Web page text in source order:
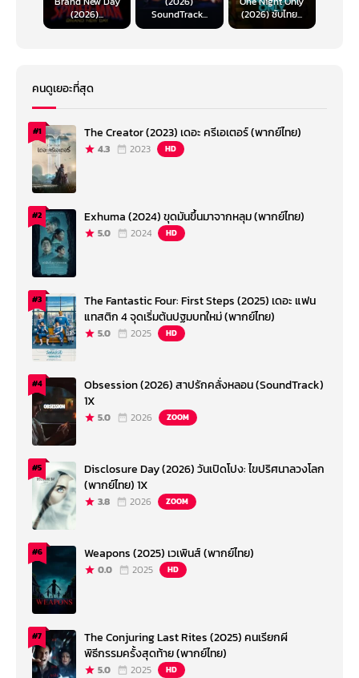
(2026)...
SoundTrack...
(2026) ซับไทย...
คนดูเยอะที่สุด
#1 The Creator (2023) เดอะ ครีเอเตอร์ (พากย์ไทย)
4.3 2023 HD
#2 Exhuma (2024) ขุดมันขึ้นมาจากหลุม (พากย์ไทย)
5.0 2024 HD
#3
The Fantastic Four: First Steps (2025) เดอะ แฟน
แทสติก 4 จุดเริ่มต้นปฐมบทใหม่ (พากย์ไทย)
5.0 2025 HD
#4
Obsession (2026) สาปรักคลั่งหลอน (SoundTrack)
1X
5.0 2026 ZOOM
#5
Disclosure Day (2026) วันเปิดโปง: ไขปริศนาลวงโลก
(พากย์ไทย) 1X
3.8 2026 ZOOM
#6 Weapons (2025) เวเพินส์ (พากย์ไทย)
0.0 2025 HD
#7
The Conjuring Last Rites (2025) คนเรียกผี
พิธีกรรมครั้งสุดท้าย (พากย์ไทย)
5.0 2025 HD